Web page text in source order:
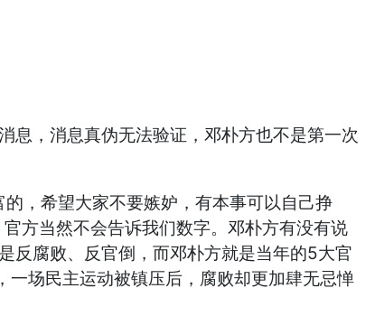
，消息真伪无法验证，邓朴方也不是第一次
，希望大家不要嫉妒，有本事可以自己挣
方当然不会告诉我们数字。邓朴方有没有说
反腐败、反官倒，而邓朴方就是当年的5大官
一场民主运动被镇压后，腐败却更加肆无忌惮